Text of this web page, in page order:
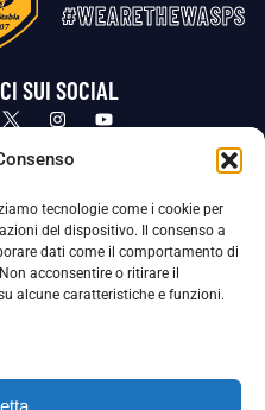
tecnologie come i cookie per
del dispositivo. Il consenso a
dati come il comportamento di
acconsentire o ritirare il
alcune caratteristiche e funzioni.
#WEARETHEWASPS
SUI SOCIAL
Policy
(DPO), figura specializzata che vigila sulle modalità
tutelare i Suoi dati personali.
può scrivere a